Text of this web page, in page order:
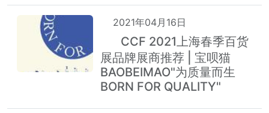
2021年04月16日
CCF 2021上海春季百货
展品牌展商推荐 | 宝呗猫
BAOBEIMAO"为质量而生
BORN FOR QUALITY"